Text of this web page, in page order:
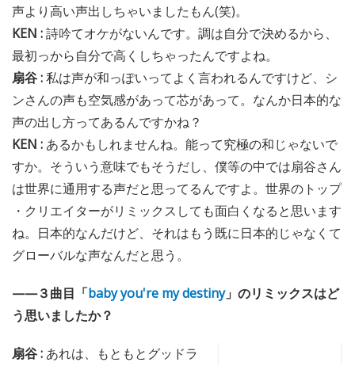
声より高い声出しちゃいましたもん(笑)。
KEN :詩吟てオケがないんです。調は自分で決めるから、
最初っから自分で高くしちゃったんですよね。
扇谷 :私は声が和っぽいってよく言われるんですけど、シ
ンさんの声も空気感があって芯があって。なんか日本的な
声の出し方ってあるんですかね？
KEN : あるかもしれませんね。能って究極の和じゃないで
すか。そういう意味でもそうだし、僕等の中では扇谷さん
は世界に通用する声だと思ってるんですよ。世界のトップ
・クリエイターがリミックスしても面白くなると思います
ね。日本的なんだけど、それはもう既に日本的じゃなくて
グローバルな声なんだと思う。
——３曲目「baby you're my destiny」のリミックスはど
う思いましたか？
扇谷 : あれは、もともとグッドラ